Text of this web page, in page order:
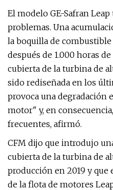
El modelo GE-Safran
problemas. Una
la boquilla de
después de 1.000 horas
cubierta de la turbina de
sido rediseñada en los
provoca una degradación
motor" y, en
frecuentes, afirmó.
CFM dijo que introdujo
cubierta de la turbina de
producción en 2019 y
de la flota de motores